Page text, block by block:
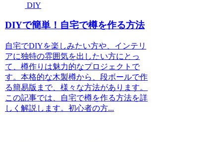
DIY
DIYで簡単！自宅で樽を作る方法
自宅でDIYを楽しみたい方や、インテリ
アに独特の雰囲気を出したい方にとっ
て、樽作りは魅力的なプロジェクトで
す。本格的な木製樽から、段ボールで作
る簡易版まで、様々な方法があります。
この記事では、自宅で樽を作る方法を詳
しく解説します。初心者の方...